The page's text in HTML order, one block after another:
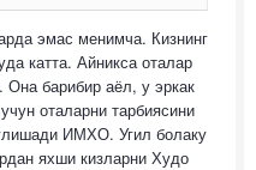
эмас менимча. Кизнинг
катта. Айникса оталар
Она барибир аёл, у эркак
оталарни тарбиясини
ИМХО. Угил болаку
яхши кизларни Худо